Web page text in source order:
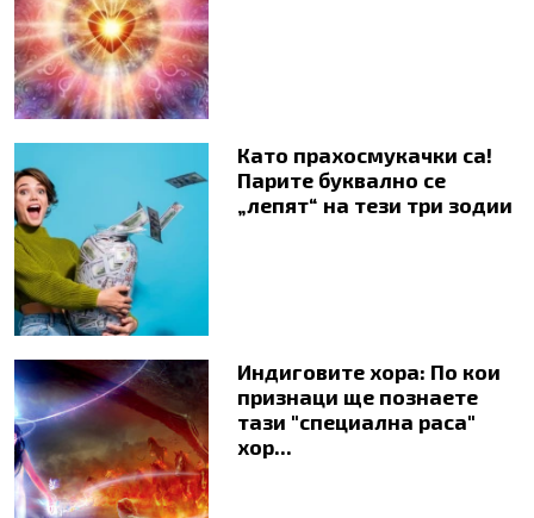
Като прахосмукачки са!
Парите буквално се
„лепят“ на тези три зодии
Индиговите хора: По кои
признаци ще познаете
тази "специална раса"
хор...